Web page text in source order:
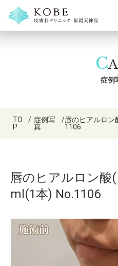
C
症例
TO
P
/ 症例写
真
/唇のヒアルロン
1106
唇のヒアルロン酸
ml(1本) No.1106